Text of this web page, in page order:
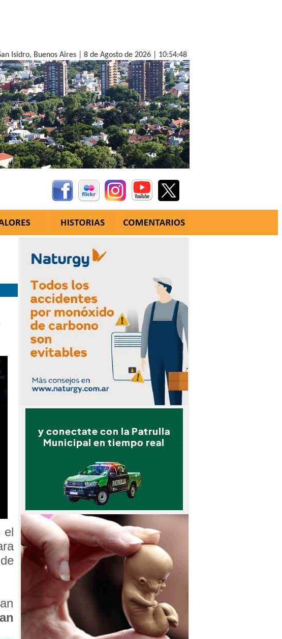
Isidro, Buenos Aires | 8 de Agosto de 2026 | 10:54:50
el